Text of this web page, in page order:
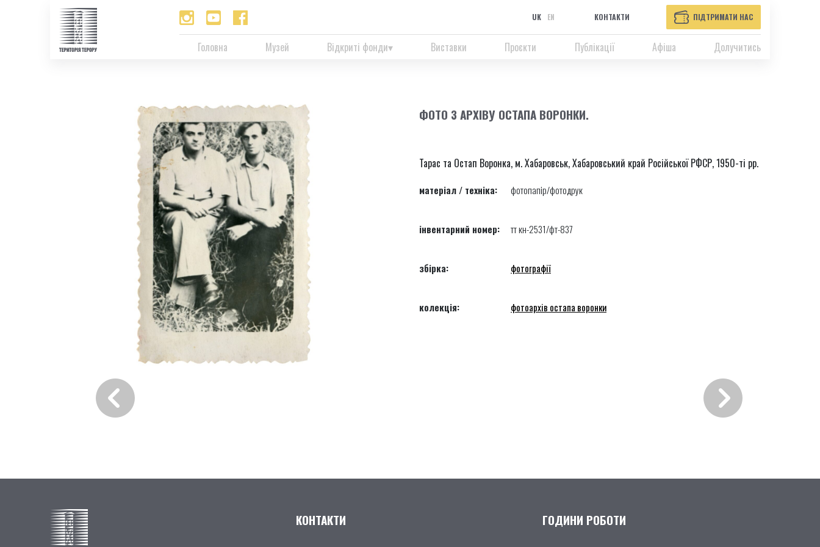
UK EN КОНТАКТИ ПІДТРИМАТИ НАС
Головна Музей Відкриті фонди Виставки Проєкти Публікації Афіша Долучитись
ФОТО З АРХІВУ ОСТАПА ВОРОНКИ.
Тарас та Остап Воронка, м. Хабаровськ, Хабаровський край Російської РФСР, 1950-ті рр.
матеріал / техніка: фотопапір/фотодрук
інвентарний номер: тт кн-2531/фт-837
збірка: фотографії
колекція: фотоархів остапа воронки
КОНТАКТИ ГОДИНИ РОБОТИ